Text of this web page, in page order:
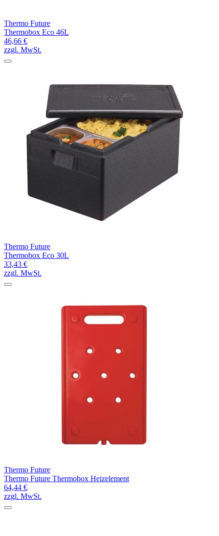
Thermo Future
Thermobox Eco 46L
46,66 €
zzgl. MwSt.
Thermo Future
Thermobox Eco 30L
33,43 €
zzgl. MwSt.
Thermo Future
Thermo Future Thermobox Heizelement
64,44 €
zzgl. MwSt.